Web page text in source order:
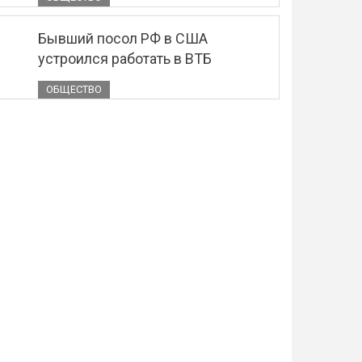
Бывший посол РФ в США
устроился работать в ВТБ
ОБЩЕСТВО